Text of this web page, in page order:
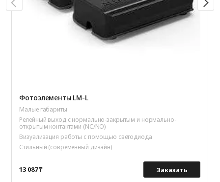
Фотоэлементы LM-L
Малые габариты
Релейный выход с нормально-закрытым и нормально-
открытым контактами (NC/NO)
Визуализация работы с помощью светодиода
Стильный (современный дизайн)
13 087 ₸ Заказать